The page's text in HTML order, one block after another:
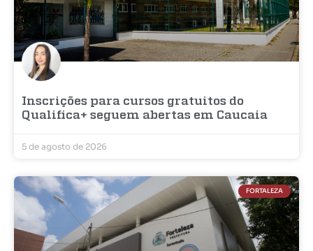
Inscrições para cursos gratuitos do
Qualifica+ seguem abertas em Caucaia
5 de agosto de 2026
FORTALEZA